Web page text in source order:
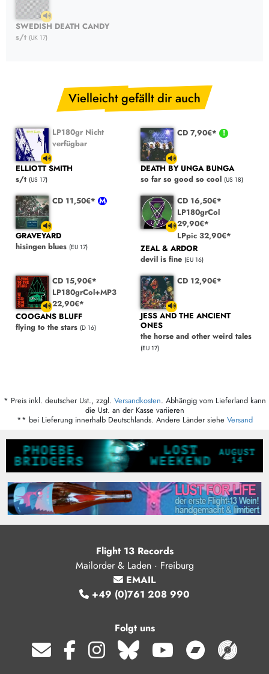
SWEDISH DEATH CANDY
s/t (UK 17)
Vielleicht gefällt dir auch
LP180gr Nicht
verfügbar
ELLIOTT SMITH
s/t (US 17)
CD 7,90€*
DEATH BY UNGA BUNGA
so far so good so cool (US 18)
CD 11,50€*
GRAVEYARD
hisingen blues (EU 17)
CD 16,50€*
LP180grCol
29,90€*
LPpic 32,90€*
ZEAL & ARDOR
devil is fine (EU 16)
CD 15,90€*
LP180grCol+MP3
22,90€*
COOGANS BLUFF
flying to the stars (D 16)
CD 12,90€*
JESS AND THE ANCIENT
ONES
the horse and other weird tales
(EU 17)
* Preis inkl. deutscher Ust., zzgl. Versandkosten. Abhängig vom Lieferland kann
die Ust. an der Kasse variieren
** bei Lieferung innerhalb Deutschlands. Andere Länder siehe Versand
Flight 13 Records
Mailorder & Laden · Freiburg
EMAIL
+49 (0)761 208 990
Folgt uns